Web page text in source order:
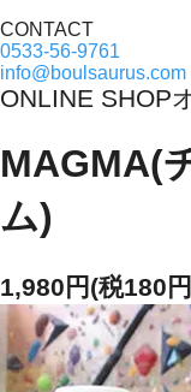
CONTACT
0533-56-9761
info@boulsaurus.com
ONLINE SHOP
MAGMA(
ム)
1,980円(税180